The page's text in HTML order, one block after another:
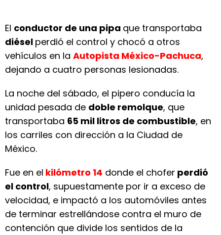
El conductor de una pipa que transportaba
diésel perdió el control y chocó a otros
vehículos en la Autopista México-Pachuca,
dejando a cuatro personas lesionadas.
La noche del sábado, el pipero conducía la
unidad pesada de doble remolque, que
transportaba 65 mil litros de combustible, en
los carriles con dirección a la Ciudad de
México.
Fue en el kilómetro 14 donde el chofer perdió
el control, supuestamente por ir a exceso de
velocidad, e impactó a los automóviles antes
de terminar estrellándose contra el muro de
contención que divide los sentidos de la